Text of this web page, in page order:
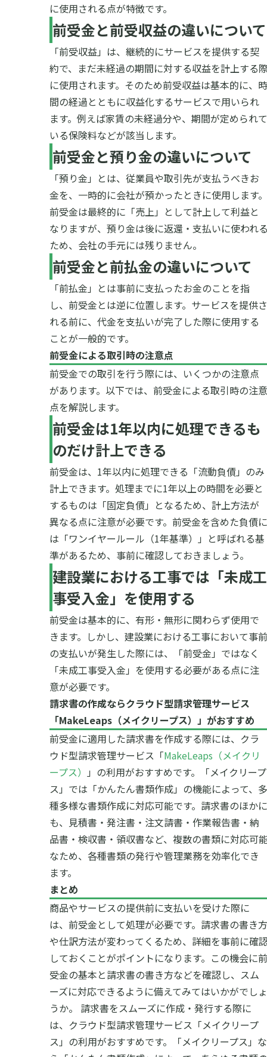
に使用される点が特徴です。
前受金と前受収益の違いについて
「前受収益」は、継続的にサービスを提供する契
約で、まだ未経過の期間に対する収益を計上する
に使用されます。そのため前受収益は基本的に、時
間の経過とともに収益化するサービスで用いられ
ます。例えば家賃の未経過分や、期間が定められて
いる保険料などが該当します。
前受金と預り金の違いについて
「預り金」とは、従業員や取引先が支払うべきお
金を、一時的に会社が預かったときに使用します。
前受金は最終的に「売上」として計上して利益と
なりますが、預り金は後に返還・支払いに使われ
ため、会社の手元には残りません。
前受金と前払金の違いについて
「前払金」とは事前に支払ったお金のことを指
し、前受金とは逆に位置します。サービスを提供さ
れる前に、代金を支払いが完了した際に使用する
ことが一般的です。
前受金による取引時の注意点
前受金での取引を行う際には、いくつかの注意点
があります。以下では、前受金による取引時の注意
点を解説します。
前受金は1年以内に処理できるも
のだけ計上できる
前受金は、1年以内に処理できる「流動負債」のみ
計上できます。処理までに1年以上の時間を必要と
するものは「固定負債」となるため、計上方法が
異なる点に注意が必要です。前受金を含めた負債に
は「ワンイヤールール（1年基準）」と呼ばれる基
準があるため、事前に確認しておきましょう。
建設業における工事では「未成工
事受入金」を使用する
前受金は基本的に、有形・無形に関わらず使用で
きます。しかし、建設業における工事において事前
の支払いが発生した際には、「前受金」ではなく
「未成工事受入金」を使用する必要がある点に注
意が必要です。
請求書の作成ならクラウド型請求管理サービス
「MakeLeaps（メイクリープス） 」がおすすめ
前受金に適用した請求書を作成する際には、クラ
ウド型請求管理サービス「MakeLeaps（メイクリ
ープス）
」の利用がおすすめです。「メイクリープ
ス」では「かんたん書類作成」の機能によって、多
種多様な書類作成に対応可能です。 請求書のほかに
も、見積書・発注書・注文請書・作業報告書・納
品書・検収書・領収書など、複数の書類に対応可
なため、各種書類の発行や管理業務を効率化でき
ます。
まとめ
商品やサービスの提供前に支払いを受けた際に
は、前受金として処理が必要です。請求書の書き方
や仕訳方法が変わってくるため、詳細を事前に確
しておくことがポイントになります。この機会に前
受金の基本と請求書の書き方などを確認し、スム
ーズに対応できるように備えてみてはいかがでしょ
うか。
請求書をスムーズに作成・発行する際に
は、クラウド型請求管理サービス「メイクリープ
ス」の利用がおすすめです。「メイクリープス」な